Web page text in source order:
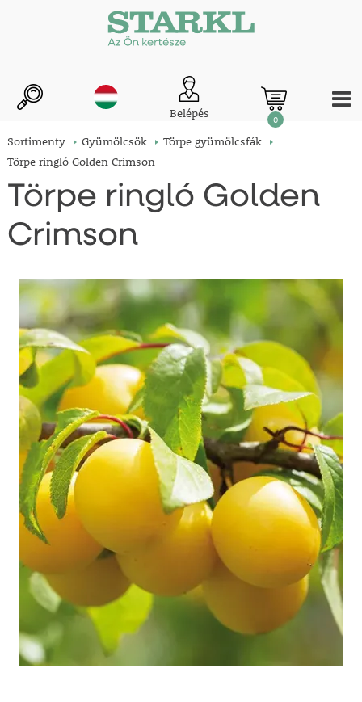
Belépés 0
Sortimenty Gyümölcsök
Törpe gyümölcsfák
Törpe ringló Golden Crimson
Törpe ringló Golden
Crimson